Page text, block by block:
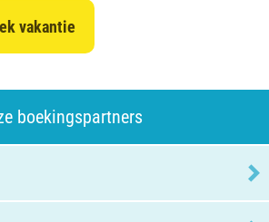
vakantie
boekingspartners